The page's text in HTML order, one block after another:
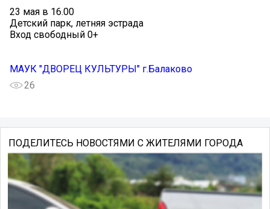
23 мая в 16.00
Детский парк, летняя эстрада
Вход свободный 0+
МАУК "ДВОРЕЦ КУЛЬТУРЫ" г.Балаково
26
ПОДЕЛИТЕСЬ НОВОСТЯМИ С ЖИТЕЛЯМИ ГОРОДА